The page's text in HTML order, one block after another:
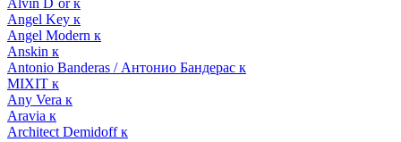
Alvin D`or к
Angel Key к
Angel Modern к
Anskin к
Antonio Banderas / Антонио Бандерас к
MIXIT к
Any Vera к
Aravia к
Architect Demidoff к